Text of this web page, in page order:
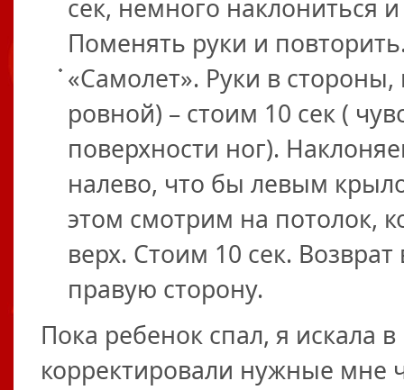
сек, немного наклониться
Поменять руки и
«Самолет». Руки в
ровной) – стоим 10 сек (
поверхности ног).
налево, что бы левым
этом смотрим на потолок,
верх. Стоим 10 сек.
правую сторону.
Пока ребенок спал, я искала
корректировали нужные мне